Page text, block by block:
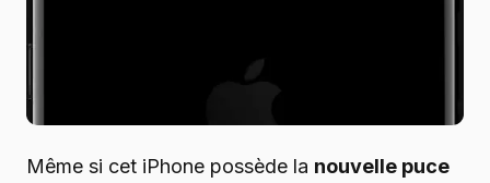
Même si cet iPhone possède la nouvelle puce